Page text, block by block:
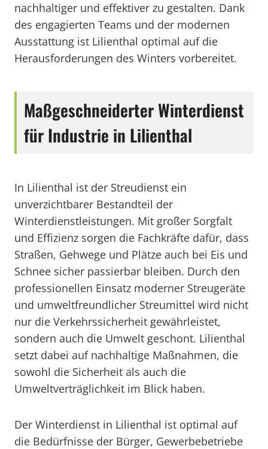
nachhaltiger und effektiver zu gestalten. Dank
des engagierten Teams und der modernen
Ausstattung ist Lilienthal optimal auf die
Herausforderungen des Winters vorbereitet.
Maßgeschneiderter Winterdienst
für Industrie in Lilienthal
In Lilienthal ist der Streudienst ein
unverzichtbarer Bestandteil der
Winterdienstleistungen. Mit großer Sorgfalt
und Effizienz sorgen die Fachkräfte dafür, dass
Straßen, Gehwege und Plätze auch bei Eis und
Schnee sicher passierbar bleiben. Durch den
professionellen Einsatz moderner Streugeräte
und umweltfreundlicher Streumittel wird nicht
nur die Verkehrssicherheit gewährleistet,
sondern auch die Umwelt geschont. Lilienthal
setzt dabei auf nachhaltige Maßnahmen, die
sowohl die Sicherheit als auch die
Umweltverträglichkeit im Blick haben.
Der Winterdienst in Lilienthal ist optimal auf
die Bedürfnisse der Bürger, Gewerbebetriebe